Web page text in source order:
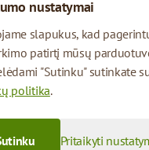
nustatymai
slapukus, kad
patirtį mūsų
"Sutinku" sutinkate
politika.
Pritaikyti
penktadienis